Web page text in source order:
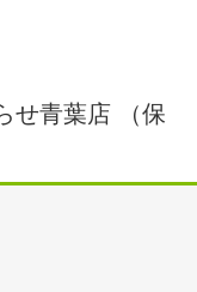
せ青葉店 （保